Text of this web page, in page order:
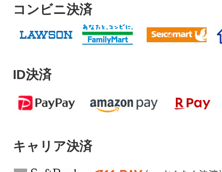
コンビニ決済
ID決済
キャリア決済